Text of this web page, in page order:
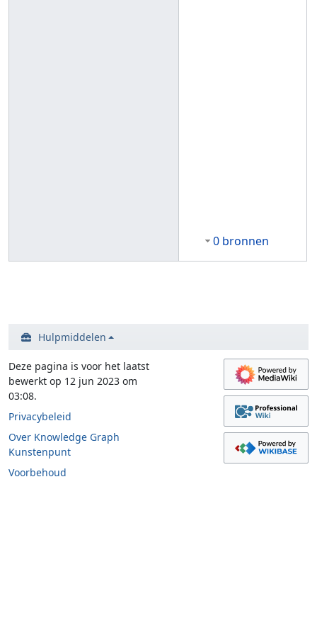
0 bronnen
Hulpmiddelen
Deze pagina is voor het laatst
bewerkt op 12 jun 2023 om
03:08.
Privacybeleid
Over Knowledge Graph
Kunstenpunt
Voorbehoud